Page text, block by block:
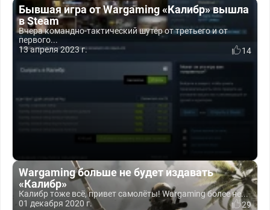
Бывшая игра от Wargaming «Калибр» вышла
в Steam
Вчера командно-тактический шутер от третьего и от
первого...
13 апреля 2023 г.
14
Wargaming больше не будет издавать
«Калибр»
Калибр тоже всё, привет самолёты! Wargaming более не...
01 декабря 2020 г.
29